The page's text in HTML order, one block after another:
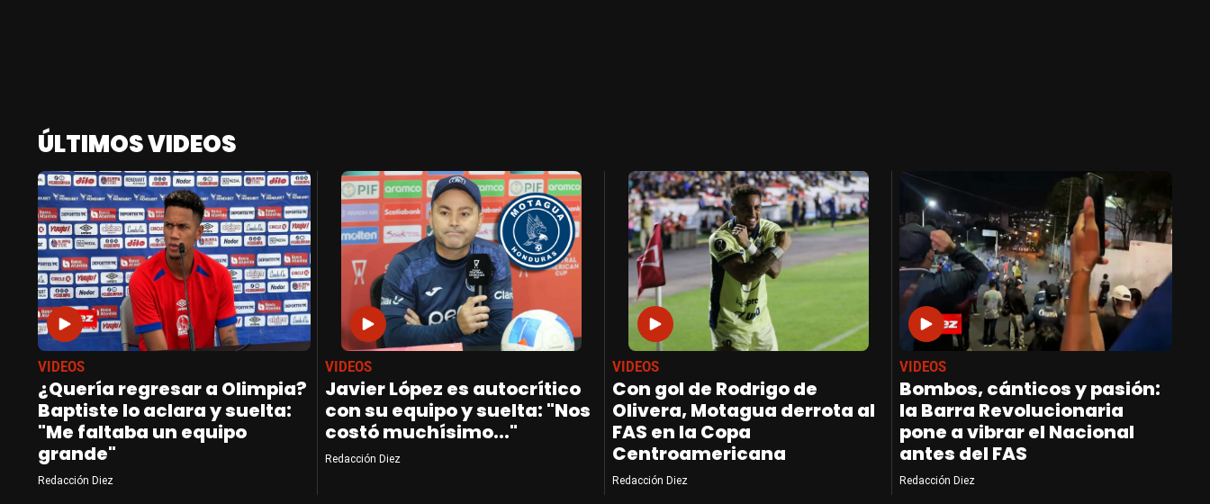
ÚLTIMOS VIDEOS
VIDEOS
¿Quería regresar a Olimpia?
Baptiste lo aclara y suelta:
"Me faltaba un equipo
grande"
Redacción Diez
VIDEOS
Javier López es autocrítico
con su equipo y suelta: "Nos
costó muchísimo..."
Redacción Diez
VIDEOS
Con gol de Rodrigo de
Olivera, Motagua derrota al
FAS en la Copa
Centroamericana
Redacción Diez
VIDEOS
Bombos, cánticos y pasión:
la Barra Revolucionaria
pone a vibrar el Nacional
antes del FAS
Redacción Diez